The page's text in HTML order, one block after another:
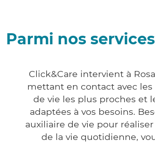
Parmi nos
Click&Care intervient à
mettant en contact avec les
de vie les plus proches et
adaptées à vos besoins.
auxiliaire de vie pour
de la vie quotidienne,